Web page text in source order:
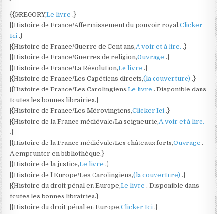
{{GREGORY,Le livre.}
|{Histoire de France/Affermissement du pouvoir royal,Clicker
Ici.}
|{Histoire de France/Guerre de Cent ans,A voir et à lire..}
|{Histoire de France/Guerres de religion,Ouvrage.}
|{Histoire de France/La Révolution,Le livre.}
|{Histoire de France/Les Capétiens directs,(la couverture).}
|{Histoire de France/Les Carolingiens,Le livre. Disponible dans
toutes les bonnes librairies.}
|{Histoire de France/Les Mérovingiens,Clicker Ici.}
|{Histoire de la France médiévale/La seigneurie,A voir et à lire.
.}
|{Histoire de la France médiévale/Les châteaux forts,Ouvrage.
A emprunter en bibliothèque.}
|{Histoire de la justice,Le livre.}
|{Histoire de l’Europe/Les Carolingiens,(la couverture).}
|{Histoire du droit pénal en Europe,Le livre. Disponible dans
toutes les bonnes librairies.}
|{Histoire du droit pénal en Europe,Clicker Ici.}